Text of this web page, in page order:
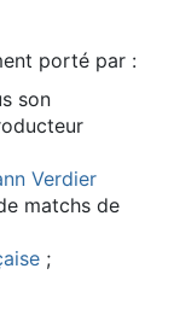
porté par :
son
Verdier
matchs de
;